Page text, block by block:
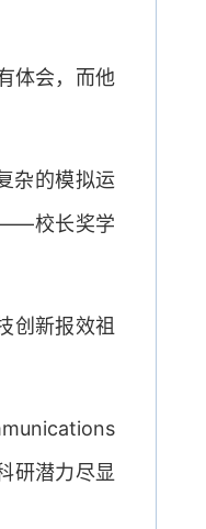
体会，而他
杂的模拟运
——校长奖学
创新报效祖
研潜力尽显